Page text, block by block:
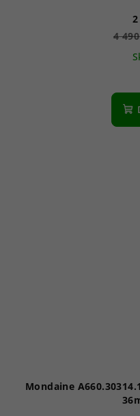
4
Mondaine